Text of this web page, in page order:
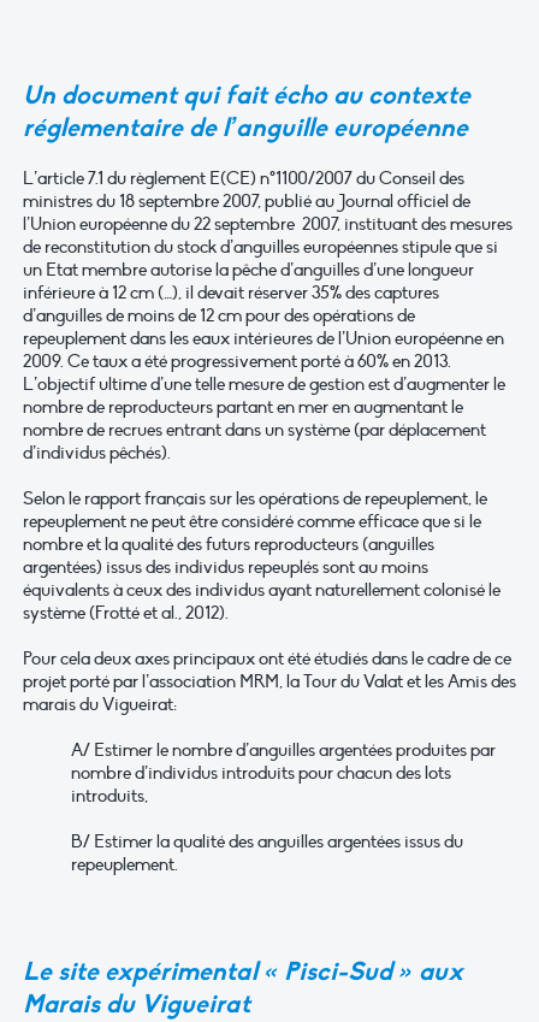
Un document qui fait écho au contexte
réglementaire de l’anguille européenne
L’article 7.1 du règlement E(CE) n°1100/2007 du Conseil des
ministres du 18 septembre 2007, publié au Journal officiel de
l’Union européenne du 22 septembre 2007, instituant des mesures
de reconstitution du stock d’anguilles européennes stipule que si
un Etat membre autorise la pêche d’anguilles d’une longueur
inférieure à 12 cm (…), il devait réserver 35% des captures
d’anguilles de moins de 12 cm pour des opérations de
repeuplement dans les eaux intérieures de l’Union européenne en
2009. Ce taux a été progressivement porté à 60% en 2013.
L’objectif ultime d’une telle mesure de gestion est d’augmenter le
nombre de reproducteurs partant en mer en augmentant le
nombre de recrues entrant dans un système (par déplacement
d’individus pêchés).
Selon le rapport français sur les opérations de repeuplement, le
repeuplement ne peut être considéré comme efficace que si le
nombre et la qualité des futurs reproducteurs (anguilles
argentées) issus des individus repeuplés sont au moins
équivalents à ceux des individus ayant naturellement colonisé le
système (Frotté et al., 2012).
Pour cela deux axes principaux ont été étudiés dans le cadre de ce
projet porté par l’association MRM, la Tour du Valat et les Amis des
marais du Vigueirat:
A/ Estimer le nombre d’anguilles argentées produites par
nombre d’individus introduits pour chacun des lots
introduits,
B/ Estimer la qualité des anguilles argentées issus du
repeuplement.
Le site expérimental « Pisci-Sud » aux
Marais du Vigueirat